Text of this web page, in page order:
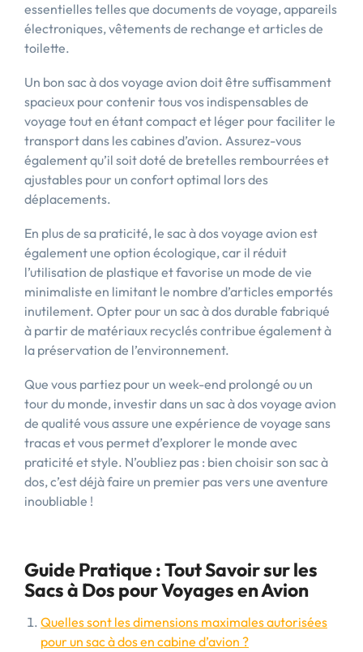
essentielles telles que documents de voyage, appareils
électroniques, vêtements de rechange et articles de
toilette.
Un bon sac à dos voyage avion doit être suffisamment
spacieux pour contenir tous vos indispensables de
voyage tout en étant compact et léger pour faciliter le
transport dans les cabines d’avion. Assurez-vous
également qu’il soit doté de bretelles rembourrées et
ajustables pour un confort optimal lors des
déplacements.
En plus de sa praticité, le sac à dos voyage avion est
également une option écologique, car il réduit
l’utilisation de plastique et favorise un mode de vie
minimaliste en limitant le nombre d’articles emportés
inutilement. Opter pour un sac à dos durable fabriqué
à partir de matériaux recyclés contribue également à
la préservation de l’environnement.
Que vous partiez pour un week-end prolongé ou un
tour du monde, investir dans un sac à dos voyage avion
de qualité vous assure une expérience de voyage sans
tracas et vous permet d’explorer le monde avec
praticité et style. N’oubliez pas : bien choisir son sac à
dos, c’est déjà faire un premier pas vers une aventure
inoubliable !
Guide Pratique : Tout Savoir sur les
Sacs à Dos pour Voyages en Avion
Quelles sont les dimensions maximales autorisées
pour un sac à dos en cabine d’avion ?